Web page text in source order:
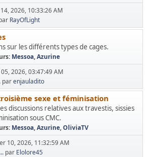
2026, 10:33:26 AM
RayOfLight
sur les différents types de cages.
Messoa,Azurine
2026, 03:47:49 AM
parenjauladito
sexe et féminisation
discussions relatives aux travestis, sissies
sous CMC.
Messoa,Azurine,OliviaTV
10, 2026, 11:32:59 AM
par Elolore45